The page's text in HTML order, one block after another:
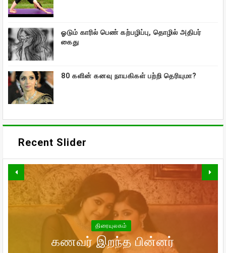
ஓடும் காரில் பெண் கற்பழிப்பு, தொழில் அதிபர்
கைது
80 களின் கனவு நாயகிகள் பற்றி தெரியுமா?
Recent Slider
வாரிசு திரைப்படத்தையும்
வெளியிடுகிறாரா உதயநிதி ஸ்டாலின்!
உலகம் முழுவதும் கார்த்தியின்
திரையுலகம்
கணவர் இறந்த பின்னர்